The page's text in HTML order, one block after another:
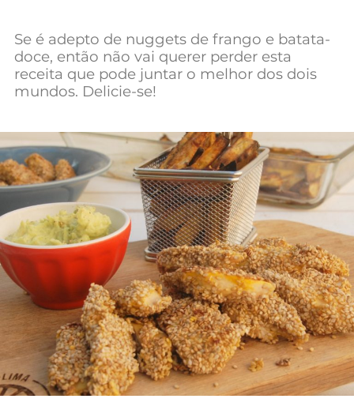
Se é adepto de nuggets de frango e batata-
doce, então não vai querer perder esta
receita que pode juntar o melhor dos dois
mundos. Delicie-se!